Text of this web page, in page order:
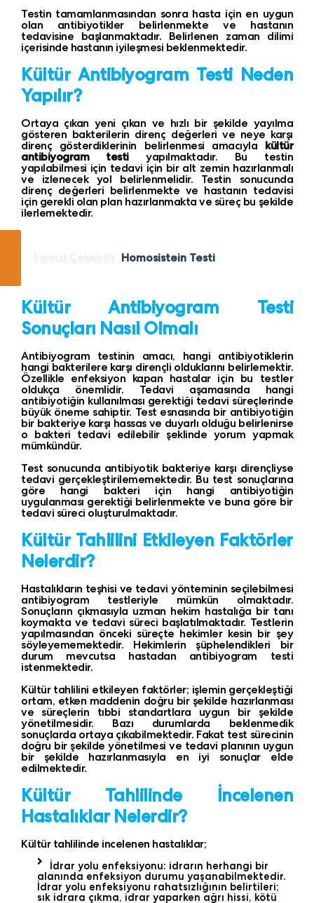
Testin tamamlanmasından sonra hasta için en uygun
olan antibiyotikler belirlenmekte ve hastanın
tedavisine başlanmaktadır. Belirlenen zaman dilimi
içerisinde hastanın iyileşmesi beklenmektedir.
Kültür Antibiyogram Testi Neden
Yapılır?
Ortaya çıkan yeni çıkan ve hızlı bir şekilde yayılma
gösteren bakterilerin direnç değerleri ve neye karşı
direnç gösterdiklerinin belirlenmesi amacıyla kültür
antibiyogram testiyapılmaktadır. Bu testin
yapılabilmesi için tedavi için bir alt zemin hazırlanmalı
ve izlenecek yol belirlenmelidir. Testin sonucunda
direnç değerleri belirlenmekte ve hastanın tedavisi
için gerekli olan plan hazırlanmakta ve süreç bu şekilde
ilerlemektedir.
Homosistein Testi
Kültür Antibiyogram Testi
Sonuçları Nasıl Olmalı
Antibiyogram testinin amacı, hangi antibiyotiklerin
hangi bakterilere karşı dirençli olduklarını belirlemektir.
Özellikle enfeksiyon kapan hastalar için bu testler
oldukça önemlidir. Tedavi aşamasında hangi
antibiyotiğin kullanılması gerektiği tedavi süreçlerinde
büyük öneme sahiptir. Test esnasında bir antibiyotiğin
bir bakteriye karşı hassas ve duyarlı olduğu belirlenirse
o bakteri tedavi edilebilir şeklinde yorum yapmak
mümkündür.
Test sonucunda antibiyotik bakteriye karşı dirençliyse
tedavi gerçekleştirilememektedir. Bu test sonuçlarına
göre hangi bakteri için hangi antibiyotiğin
uygulanması gerektiği belirlenmekte ve buna göre bir
tedavi süreci oluşturulmaktadır.
Kültür Tahlilini Etkileyen Faktörler
Nelerdir?
Hastalıkların teşhisi ve tedavi yönteminin seçilebilmesi
antibiyogram testleriyle mümkün olmaktadır.
Sonuçların çıkmasıyla uzman hekim hastalığa bir tanı
koymakta ve tedavi süreci başlatılmaktadır. Testlerin
yapılmasından önceki süreçte hekimler kesin bir şey
söyleyememektedir. Hekimlerin şüphelendikleri bir
durum mevcutsa hastadan antibiyogram testi
istenmektedir.
Kültür tahlilini etkileyen faktörler; işlemin gerçekleştiği
ortam, etken maddenin doğru bir şekilde hazırlanması
ve süreçlerin tıbbi standartlara uygun bir şekilde
yönetilmesidir. Bazı durumlarda beklenmedik
sonuçlarda ortaya çıkabilmektedir. Fakat test sürecinin
doğru bir şekilde yönetilmesi ve tedavi planının uygun
bir şekilde hazırlanmasıyla en iyi sonuçlar elde
edilmektedir.
Kültür Tahlilinde İncelenen
Hastalıklar Nelerdir?
Kültür tahlilinde incelenen hastalıklar;
İdrar yolu enfeksiyonu: idrarın herhangi bir
alanında enfeksiyon durumu yaşanabilmektedir.
İdrar yolu enfeksiyonu rahatsızlığının belirtileri;
sık idrara çıkma, idrar yaparken ağrı hissi, kötü